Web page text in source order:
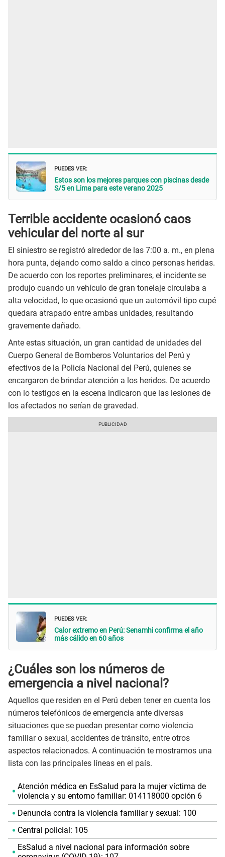
PUEDES VER:
Estos son los mejores parques con piscinas desde
S/5 en Lima para este verano 2025
Terrible accidente ocasionó caos
vehicular del norte al sur
El siniestro se registró alrededor de las 7:00 a. m., en plena
hora punta, dejando como saldo a cinco personas heridas.
De acuerdo con los reportes preliminares, el incidente se
produjo cuando un vehículo de gran tonelaje circulaba a
alta velocidad, lo que ocasionó que un automóvil tipo cupé
quedara atrapado entre ambas unidades, resultando
gravemente dañado.
Ante estas situación, un gran cantidad de unidades del
Cuerpo General de Bomberos Voluntarios del Perú y
efectivos de la Policía Nacional del Perú, quienes se
encargaron de brindar atención a los heridos. De acuerdo
con lo testigos en la escena indicaron que las lesiones de
los afectados no serían de gravedad.
PUEDES VER:
Calor extremo en Perú: Senamhi confirma el año
más cálido en 60 años
¿Cuáles son los números de
emergencia a nivel nacional?
Aquellos que residen en el Perú deben tener en cuenta los
números telefónicos de emergencia ante diversas
situaciones que se puedan presentar como violencia
familiar o sexual, accidentes de tránsito, entre otros
aspectos relacionados. A continuación te mostramos una
lista con las principales líneas en el país.
Atención médica en EsSalud para la mujer víctima de
violencia y su entorno familiar: 014118000 opción 6
Denuncia contra la violencia familiar y sexual: 100
Central policial: 105
EsSalud a nivel nacional para información sobre